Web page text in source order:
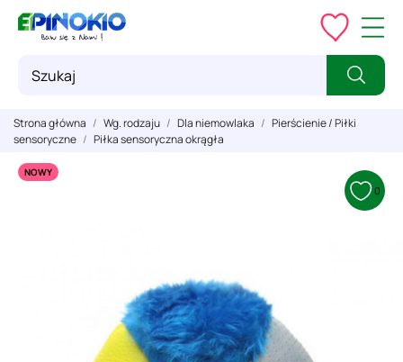
Strona główna Wg. rodzaju Dla niemowlaka
Pierścienie / Piłki
sensoryczne
Piłka sensoryczna okrągła
NOWY
0